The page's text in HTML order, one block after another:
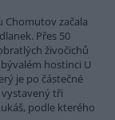
Chomutov začala
Přes 50
živočichů
hostinci U
je po částečné
tři
podle kterého